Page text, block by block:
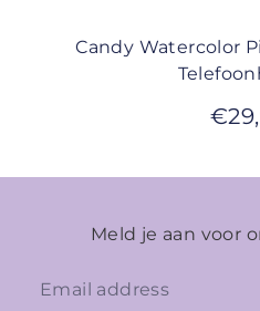
Candy Watercolor
€
Meld je aan voor